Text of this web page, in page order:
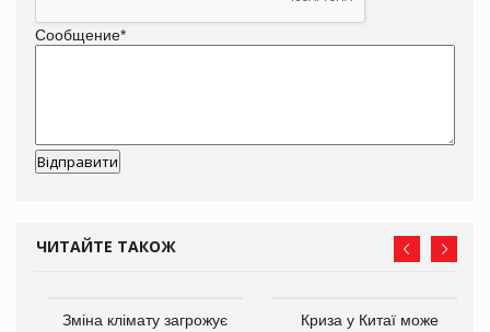
Сообщение*
ЧИТАЙТЕ ТАКОЖ
Зміна клімату загрожує
Криза у Китаї може